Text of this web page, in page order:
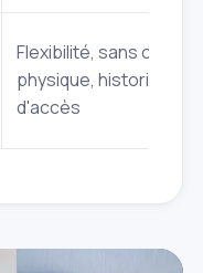
Flexibilité, sans clé
physique, historique
d'accès